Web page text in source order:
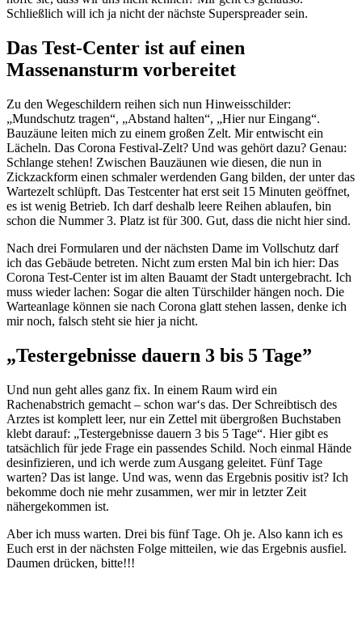
Schließlich will ich ja nicht der nächste Superspreader sein.
Das Test-Center ist auf einen
Massenansturm vorbereitet
Zu den Wegeschildern reihen sich nun Hinweisschilder:
„Mundschutz tragen“, „Abstand halten“, „Hier nur Eingang“.
Bauzäune leiten mich zu einem großen Zelt. Mir entwischt ein
Lächeln. Das Corona Festival-Zelt? Und was gehört dazu? Genau:
Schlange stehen! Zwischen Bauzäunen wie diesen, die nun in
Zickzackform einen schmaler werdenden Gang bilden, der unter das
Wartezelt schlüpft. Das Testcenter hat erst seit 15 Minuten geöffnet,
es ist wenig Betrieb. Ich darf deshalb leere Reihen ablaufen, bin
schon die Nummer 3. Platz ist für 300. Gut, dass die nicht hier sind.
Nach drei Formularen und der nächsten Dame im Vollschutz darf
ich das Gebäude betreten. Nicht zum ersten Mal bin ich hier: Das
Corona Test-Center ist im alten Bauamt der Stadt untergebracht. Ich
muss wieder lachen: Sogar die alten Türschilder hängen noch. Die
Warteanlage können sie nach Corona glatt stehen lassen, denke ich
mir noch, falsch steht sie hier ja nicht.
„Testergebnisse dauern 3 bis 5 Tage”
Und nun geht alles ganz fix. In einem Raum wird ein
Rachenabstrich gemacht – schon war‘s das. Der Schreibtisch des
Arztes ist komplett leer, nur ein Zettel mit übergroßen Buchstaben
klebt darauf: „Testergebnisse dauern 3 bis 5 Tage“. Hier gibt es
tatsächlich für jede Frage ein passendes Schild. Noch einmal Hände
desinfizieren, und ich werde zum Ausgang geleitet. Fünf Tage
warten? Das ist lange. Und was, wenn das Ergebnis positiv ist? Ich
bekomme doch nie mehr zusammen, wer mir in letzter Zeit
nähergekommen ist.
Aber ich muss warten. Drei bis fünf Tage. Oh je. Also kann ich es
Euch erst in der nächsten Folge mitteilen, wie das Ergebnis ausfiel.
Daumen drücken, bitte!!!